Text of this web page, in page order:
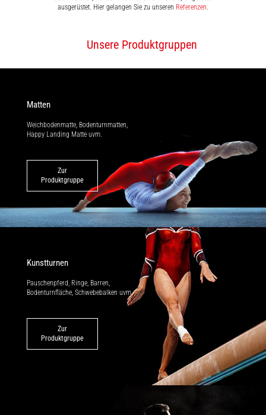
ausgerüstet. Hier gelangen Sie zu unseren Referenzen
Unsere Produktgruppen
Matten
Weichbodenmatte, Bodenturnmatten,
Happy Landing Matte uvm.
Zur
Produktgruppe
Kunstturnen
Pauschenpferd, Ringe, Barren,
Bodenturnfläche, Schwebebalken uvm.
Zur
Produktgruppe